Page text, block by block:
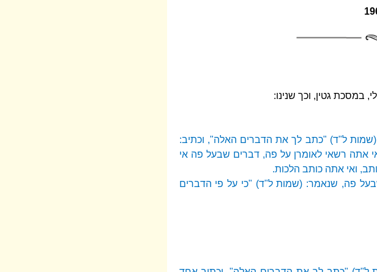
במסכת גטין, וכך שנינו:
(שמות ל"ד) "כתב לך את הדברים האלה", וכתיב:
אתה רשאי לאומרן על פה, דברים שבעל פה אי
ואי אתה כותב הלכות.
פה, שנאמר: (שמות ל"ד) "כי על פי הדברים